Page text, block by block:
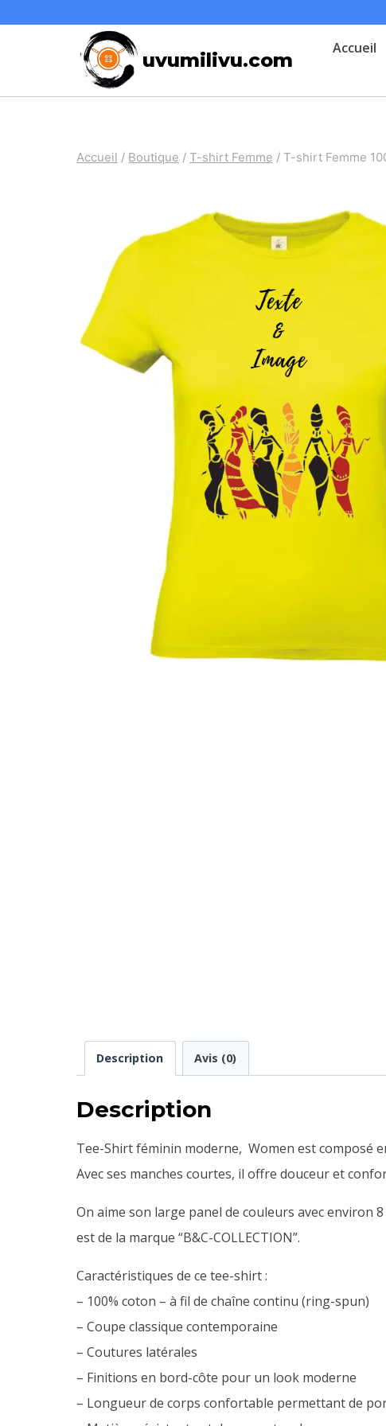
uvumilivu.com
Accueil
Accueil / Boutique / T-shirt Femme / T-shirt Femme
Description Avis (0)
Description
Tee-Shirt féminin moderne, Women est composé
Avec ses manches courtes, il offre douceur et
On aime son large panel de couleurs avec environ
est de la marque “B&C-COLLECTION”.
Caractéristiques de ce tee-shirt :
– 100% coton – à fil de chaîne continu (ring-spun)
– Coupe classique contemporaine
– Coutures latérales
– Finitions en bord-côte pour un look moderne
– Longueur de corps confortable permettant de